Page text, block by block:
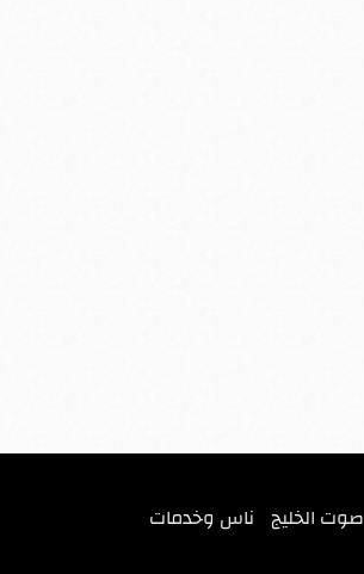
صوت الخليج ناس وخدمات